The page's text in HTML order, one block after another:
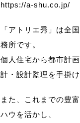
https://a-shu.co.jp/
「アトリエ秀」は全
務所です。
個人住宅から都市計
計・設計監理を手掛け
また、これまでの豊
ハウを活かし、